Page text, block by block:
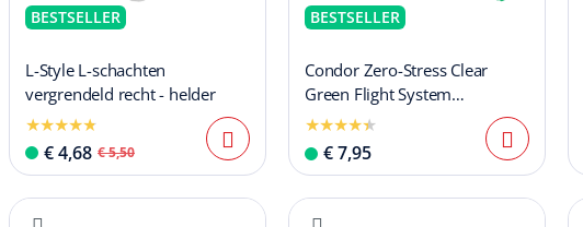
BESTSELLER
L-Style L-schachten
vergrendeld recht - helder
€ 4,68 € 5,50
BESTSELLER
Condor Zero-Stress Clear
Green Flight System
Standaard
€ 7,95